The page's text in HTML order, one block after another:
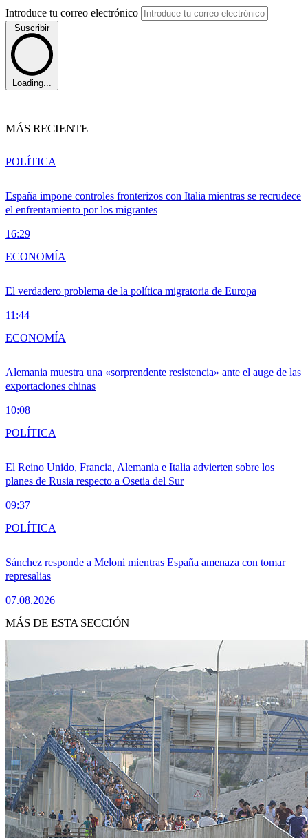
Introduce tu correo electrónico
Suscribir
Loading...
MÁS RECIENTE
España impone controles fronterizos con Italia mientras se recrudece
el enfrentamiento por los migrantes
16:29
POLÍTICA
El verdadero problema de la política migratoria de Europa
11:44
ECONOMÍA
Alemania muestra una «sorprendente resistencia» ante el auge de las
exportaciones chinas
10:08
ECONOMÍA
El Reino Unido, Francia, Alemania e Italia advierten sobre los
planes de Rusia respecto a Osetia del Sur
09:37
POLÍTICA
Sánchez responde a Meloni mientras España amenaza con tomar
represalias
07.08.2026
POLÍTICA
MÁS DE ESTA SECCIÓN